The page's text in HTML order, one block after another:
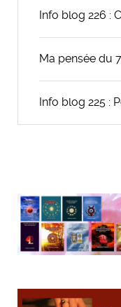
Info blog 226 :
Ma pensée du
Info blog 225 :